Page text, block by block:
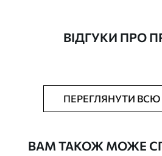
Додатково Можна додати
ВІДГУКИ ПРО
ПЕРЕГЛЯНУТИ
ВАМ ТАКОЖ МОЖЕ